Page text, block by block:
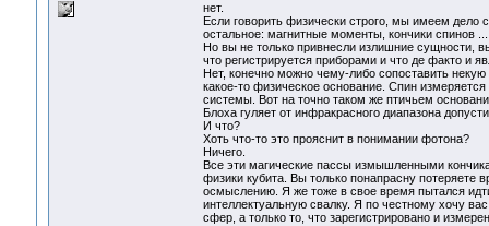
нет.
Если говорить физически строго, мы имеем
остальное: магнитные моменты, кончики спинов
Но вы не только привнесли излишние сущности,
что регистрируется приборами и что де факто и
Нет, конечно можно чему-либо сопоставить
какое-то физическое основание. Спин
системы. Вот на точно таком же птичьем
Блоха гуляет от инфракрасного диапазона
И что?
Хоть что-то это прояснит в понимании фотона?
Ничего.
Все эти магические пассы измышленными
физики кубита. Вы только понапрасну потеряете
осмыслению. Я же тоже в свое время пытался
интеллектуальную свалку. Я по честному хочу
сфер, а только то, что зарегистрировано и